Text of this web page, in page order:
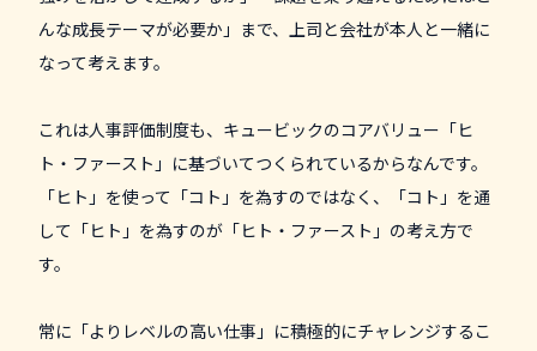
んな成長テーマが必要か」まで、上司と会社が本人と一緒に
なって考えます。
これは人事評価制度も、キュービックのコアバリュー「ヒ
ト・ファースト」に基づいてつくられているからなんです。
「ヒト」を使って「コト」を為すのではなく、「コト」を通
して「ヒト」を為すのが「ヒト・ファースト」の考え方で
す。
常に「よりレベルの高い仕事」に積極的にチャレンジするこ